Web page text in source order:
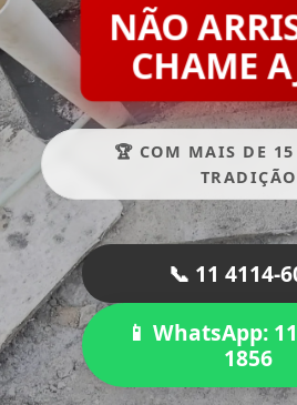
NÃO
CHAME
🏆 COM MAIS DE 15
TRADIÇÃO
📞 11 4114-
📱 WhatsApp:
1856